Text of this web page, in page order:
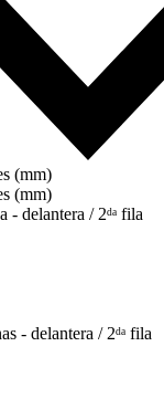
(mm)
(mm)
- delantera / 2ᵈᵃ fila
- delantera / 2ᵈᵃ fila